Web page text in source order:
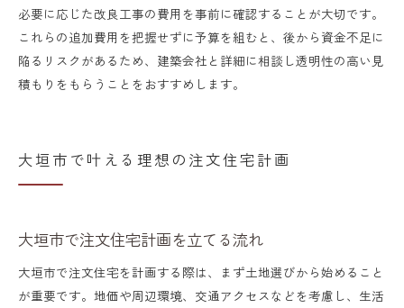
必要に応じた改良工事の費用を事前に確認することが大切です。
これらの追加費用を把握せずに予算を組むと、後から資金不足に
陥るリスクがあるため、建築会社と詳細に相談し透明性の高い見
積もりをもらうことをおすすめします。
大垣市で叶える理想の注文住宅計画
大垣市で注文住宅計画を立てる流れ
大垣市で注文住宅を計画する際は、まず土地選びから始めること
が重要です。地価や周辺環境、交通アクセスなどを考慮し、生活